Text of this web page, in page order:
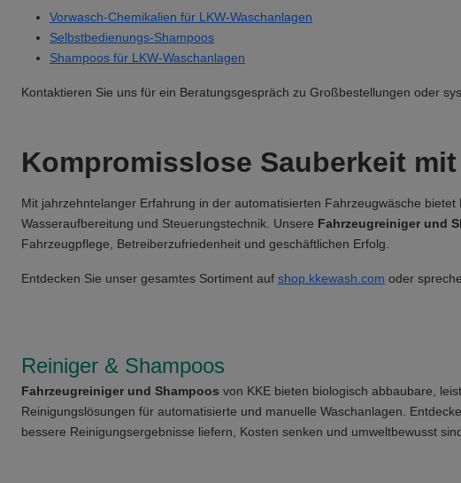
Vorwasch-Chemikalien für LKW-Waschanlagen
Selbstbedienungs-Shampoos
Shampoos für LKW-Waschanlagen
Kontaktieren Sie uns für ein Beratungsgespräch zu Großbestellungen oder
Kompromisslose Sauberkeit mit
Mit jahrzehntelanger Erfahrung in der automatisierten Fahrzeugwäsche
Wasseraufbereitung und Steuerungstechnik. Unsere Fahrzeugreiniger und
Fahrzeugpflege, Betreiberzufriedenheit und geschäftlichen Erfolg.
Entdecken Sie unser gesamtes Sortiment auf shop.kkewash.com oder
Reiniger & Shampoos
Fahrzeugreiniger und Shampoos von KKE bieten biologisch abbaubare,
Reinigungslösungen für automatisierte und manuelle Waschanlagen.
bessere Reinigungsergebnisse liefern, Kosten senken und umweltbewusst